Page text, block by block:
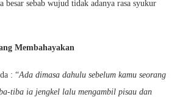
besar sebab wujud tidak adanya rasa syukur
Membahayakan
: “Ada dimasa dahulu sebelum kamu seorang
tiba ia jengkel lalu mengambil pisau dan